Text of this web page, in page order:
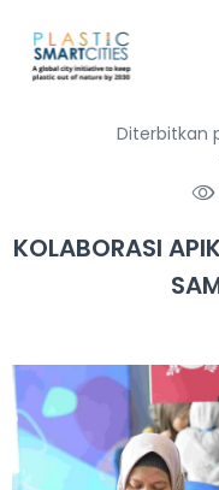
Diterbitkan
KOLABORASI